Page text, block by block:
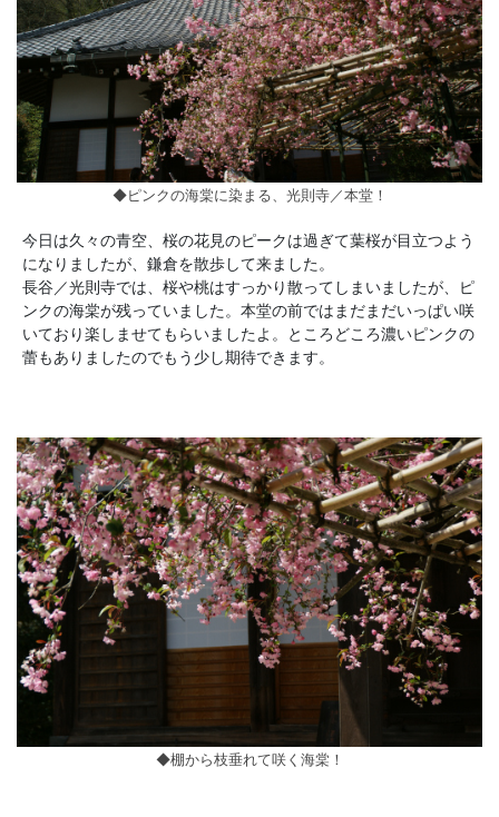
◆ピンクの海棠に染まる、光則寺／本堂！
今日は久々の青空、桜の花見のピークは過ぎて葉桜が目立つよう
になりましたが、鎌倉を散歩して来ました。
長谷／光則寺では、桜や桃はすっかり散ってしまいましたが、ピ
ンクの海棠が残っていました。本堂の前ではまだまだいっぱい咲
いており楽しませてもらいましたよ。ところどころ濃いピンクの
蕾もありましたのでもう少し期待できます。
◆棚から枝垂れて咲く海棠！